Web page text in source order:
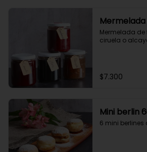
Mermelada
ciruela o
$7.300
Mini berlin
6 mini